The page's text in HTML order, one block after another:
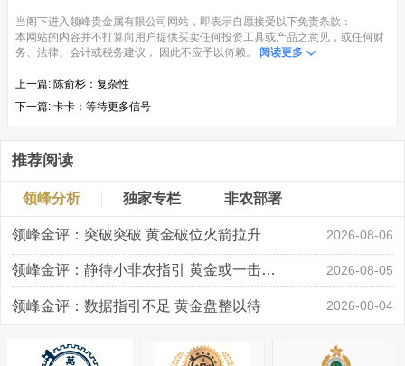
当阁下进入领峰贵金属有限公司网站，即表示自愿接受以下免责条款：
本网站的内容并不打算向用户提供买卖任何投资工具或产品之意见，或任何财
务、法律、会计或税务建议， 因此不应予以倚赖。
阅读更多
上一篇: 陈俞杉：复杂性
下一篇: 卡卡：等待更多信号
推荐阅读
领峰分析 独家专栏 非农部署
领峰金评：突破突破 黄金破位火箭拉升 2026-08-06
领峰金评：静待小非农指引 黄金或一击破局 2026-08-05
领峰金评：数据指引不足 黄金盘整以待 2026-08-04